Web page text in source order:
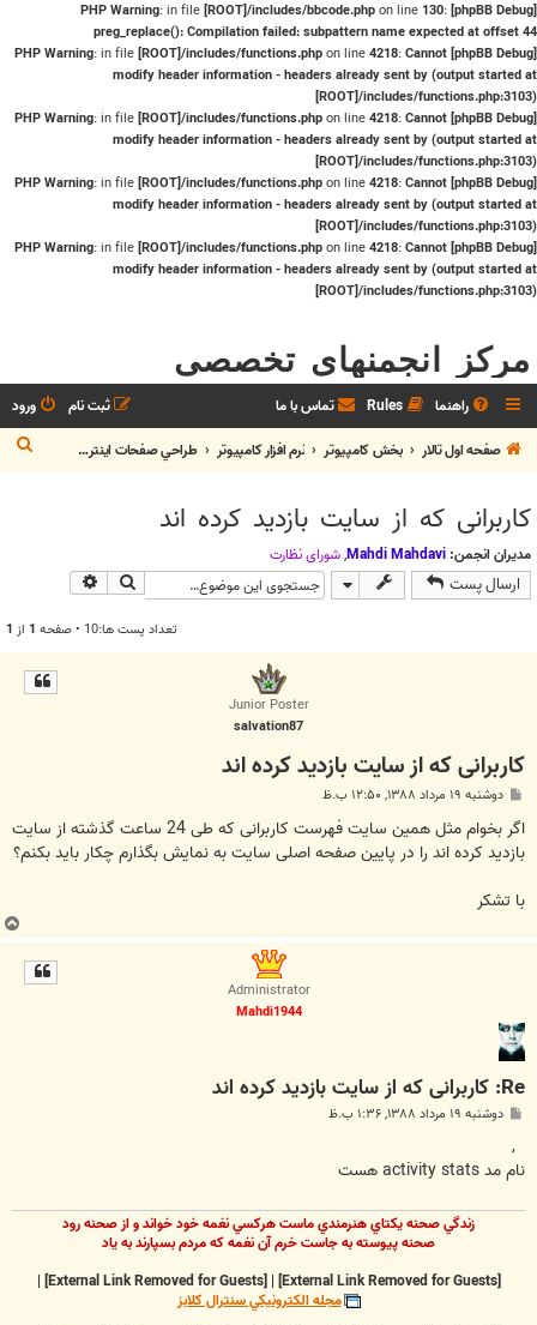
[phpBB Debug] PHP Warning
: in file[ROOT]/includes/bbcode.phpon line 130:
preg_replace(): Compilation failed: subpattern name expected at offset 44
[phpBB Debug] PHP Warning
: in file[ROOT]/includes/functions.phpon line4218:Cannot
modify header information - headers already sent by (output started at
[ROOT]/includes/functions.php:3103)
[phpBB Debug] PHP Warning
: in file[ROOT]/includes/functions.phpon line4218:Cannot
modify header information - headers already sent by (output started at
[ROOT]/includes/functions.php:3103)
[phpBB Debug] PHP Warning
: in file[ROOT]/includes/functions.phpon line4218:Cannot
modify header information - headers already sent by (output started at
[ROOT]/includes/functions.php:3103)
[phpBB Debug] PHP Warning
: in file[ROOT]/includes/functions.phpon line4218:Cannot
modify header information - headers already sent by (output started at
[ROOT]/includes/functions.php:3103)
مرکز انجمنهای تخصصی
راهنما Rules تماس با ما ورود
ثبت نام
صفحه اول تالار
بخش كامپيوتر نرم افزار كامپيوتر طراحي صفحات اينترنتي
س
کاربرانی که از سایت بازدید کرده اند
مدیران انجمن: Mahdi Mahdavi
,شوراي نظارت
ارسال پست جستجو
تعداد پست ها:10 • صفحه 1 از 1
Junior Poster
salvation87
کاربرانی که از سایت بازدید کرده اند
ت
دوشنبه ۱۹ مرداد ۱۳۸۸, ۱۲:۵۰ ب.ظ
اگر بخوام مثل همین سایت فهرست کاربرانی که طی 24 ساعت گذشته از سایت
بازدید کرده اند را در پایین صفحه اصلی سایت به نمایش بگذارم چکار باید بکنم؟
با تشکر
Administrator
Mahdi1944
Re: کاربرانی که از سایت بازدید کرده اند
دوشنبه ۱۹ مرداد ۱۳۸۸, ۱:۳۶ ب.ظ
,
نام مد activity stats هست
زندگي صحنه يکتاي هنرمندي ماست هرکسي نغمه خود خواند و از صحنه رود
صحنه پيوسته به جاست خرم آن نغمه که مردم بسپارند به ياد
[External Link Removed for Guests]
|
[External Link Removed for Guests]
|
مجله الکترونيکي سنترال کلابز